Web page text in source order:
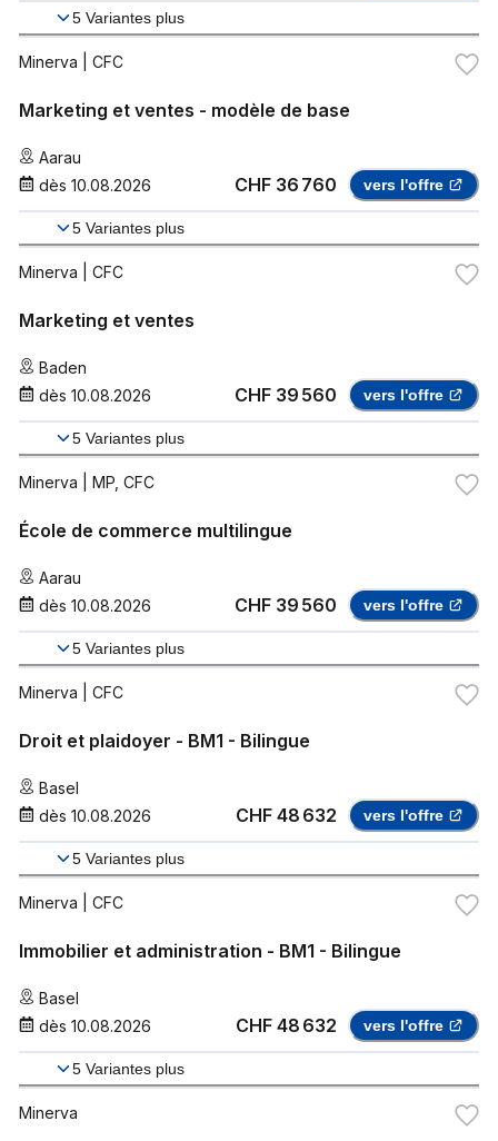
5 Variantes plus
Minerva | CFC
Marketing et ventes - modèle de base
Aarau
dès 10.08.2026 CHF 36 760 vers l'offre
5 Variantes plus
Minerva | CFC
Marketing et ventes
Baden
dès 10.08.2026 CHF 39 560 vers l'offre
5 Variantes plus
Minerva | MP, CFC
École de commerce multilingue
Aarau
dès 10.08.2026 CHF 39 560 vers l'offre
5 Variantes plus
Minerva | CFC
Droit et plaidoyer - BM1 - Bilingue
Basel
dès 10.08.2026 CHF 48 632 vers l'offre
5 Variantes plus
Minerva | CFC
Immobilier et administration - BM1 - Bilingue
Basel
dès 10.08.2026 CHF 48 632 vers l'offre
5 Variantes plus
Minerva